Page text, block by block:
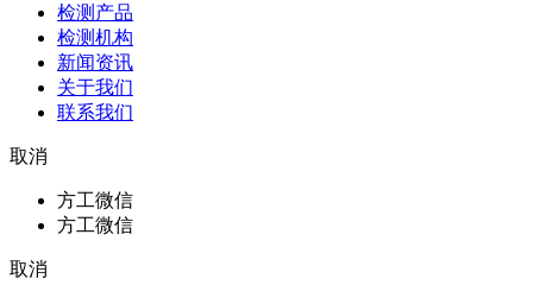
检测产品
检测机构
新闻资讯
关于我们
联系我们
取消
方工微信
方工微信
取消